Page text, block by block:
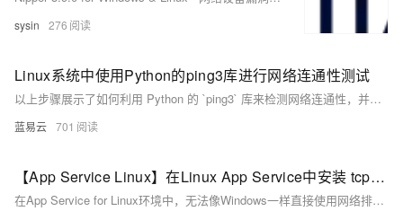
sysin 276
Linux系统中使用Python的ping3库进行网络连通性测试
以上步骤展示了如何利用 Python 的 `ping3` 库来检测网络连通性，并且提供了基本错误处理方法以确保程序能够优雅地处理各种意外情形。通过简洁明快、易读易懂、实操性强等特点使得该方法非常适合开发者或系统管理员快速集成至自动化工具链之内进行日常运维任务之需求满足。
蓝易云 701
【App Service Linux】在Linux App Service中安装 tcpdump 并抓取网络包
在App Service for Linux环境中，无法像Windows一样直接使用网络排查工具抓包。本文介绍了如何通过TCPDUMP在Linux环境下抓取网络包，包括SSH进入容器、安装tcpdump、执行抓包命令及下载分析文件的完整操作步骤。